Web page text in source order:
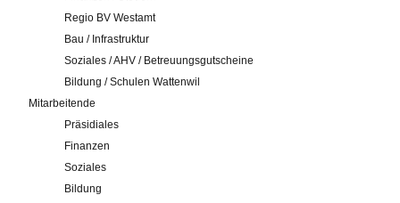
Regio BV Westamt
Bau / Infrastruktur
Soziales / AHV / Betreuungsgutscheine
Bildung / Schulen Wattenwil
Mitarbeitende
Präsidiales
Finanzen
Soziales
Bildung